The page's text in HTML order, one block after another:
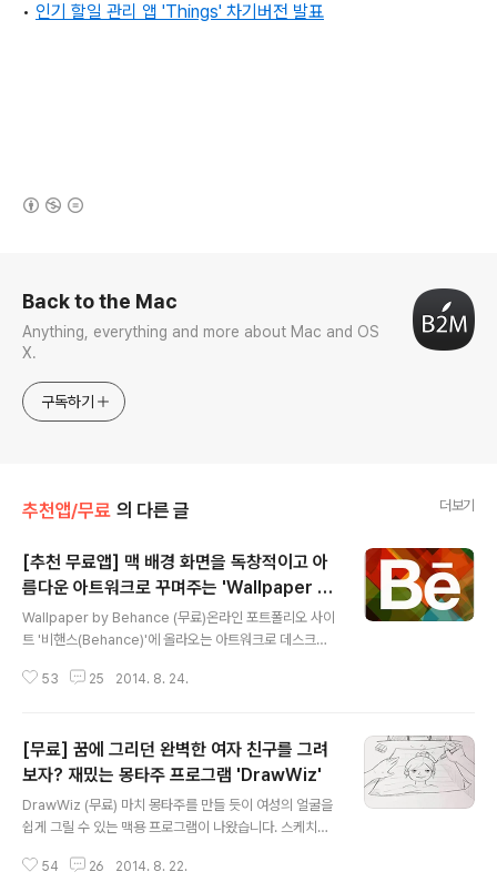
• 인기 할일 관리 앱 'Things' 차기버전 발표
Back to the Mac
Anything, everything and more about Mac and OS
X.
구독하기
추천앱/무료 의 다른 글 더보기
[추천 무료앱] 맥 배경 화면을 독창적이고 아
름다운 아트워크로 꾸며주는 'Wallpaper b
y Behance'
Wallpaper by Behance (무료)온라인 포트폴리오 사이
트 '비핸스(Behance)'에 올라오는 아트워크로 데스크탑
료로 배포되고 있습니다.비핸스는 지난 2012년 어도비가
인 커뮤니티입니다. 올라오는 작품 하나 하나가 매우 섬세
하고 아름다우며, 독특한 아이디어와 스타일이 살아있어
프로들의 실력과 기량을 피부로 느낄 수 있는 곳이죠. Wall
paper 둘러보기 앱을 실행하면 메뉴 막대 아이콘을 통해
드는 작품이 있으면 'Set Wallpaper' 버튼을 클릭하여 바
53 25 2014. 8. 24.
[무료] 꿈에 그리던 완벽한 여자 친구를 그려
보자? 재밌는 몽타주 프로그램 'DrawWiz'
DrawWiz (무료) 마치 몽타주를 만들 듯이 여성의 얼굴을
쉽게 그릴 수 있는 맥용 프로그램이 나왔습니다. 스케치에
곽 등을 조합해 독특하고 재미있는 분위기의 캐릭터를 그
54 26 2014. 8. 22.